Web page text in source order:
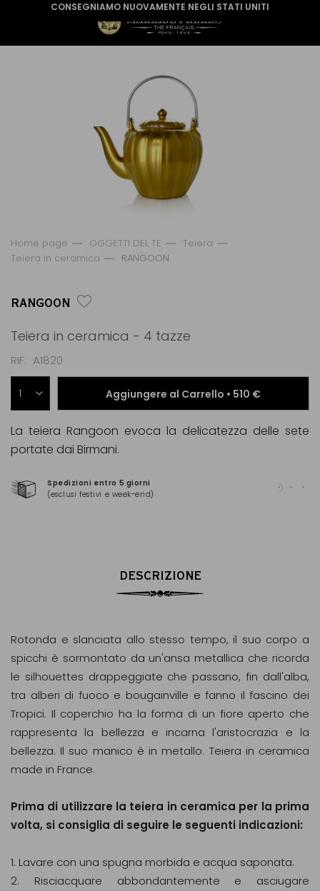
CONSEGNIAMO NUOVAMENTE NEGLI STATI UNITI
Home page OGGETTI DEL TE
Teiera
Teiera in ceramica
RANGOON
RANGOON
Teiera in ceramica - 4 tazze
RIF A1820
Aggiungere al Carrello • 510 €
Spedizioni entro 5 giorni
(esclusi festivi e week-end)
La teiera Rangoon evoca la delicatezza delle sete
portate dai Birmani.
DESCRIZIONE
Rotonda e slanciata allo stesso tempo, il suo corpo a
spicchi è sormontato da un'ansa metallica che ricorda
le silhouettes drappeggiate che passano, fin dall'alba,
tra alberi di fuoco e bougainville e fanno il fascino dei
Tropici. Il coperchio ha la forma di un fiore aperto che
rappresenta la bellezza e incarna l'aristocrazia e la
bellezza. Il suo manico è in metallo. Teiera in ceramica
made in France.
Prima di utilizzare la teiera in ceramica per la prima
volta, si consiglia di seguire le seguenti indicazioni:
1. Lavare con una spugna morbida e acqua saponata.
2. Risciacquare abbondantemente e asciugare